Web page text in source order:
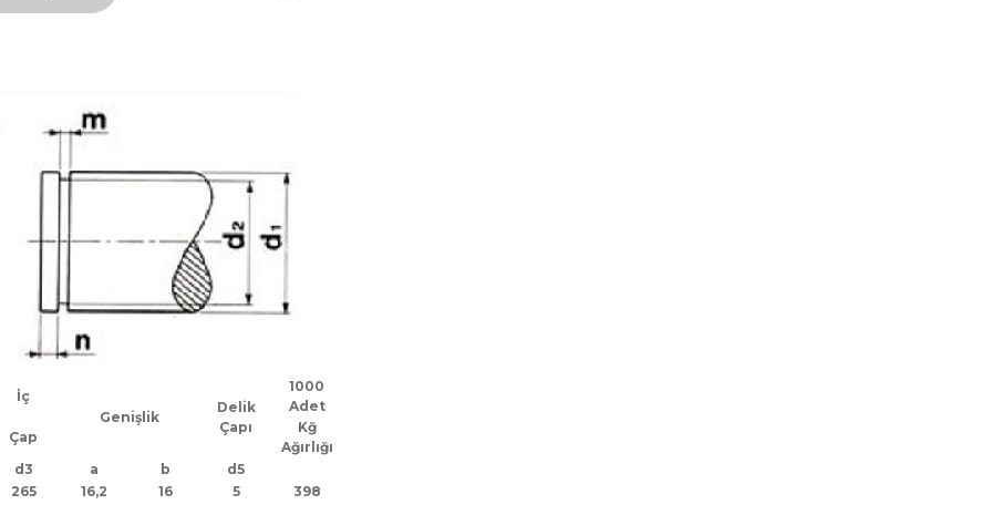
İç
Genişlik
Delik
Çapı
1000
Adet
Çap
Kğ
Ağırlığı
d3
a b
d5
265
16,2 16 5 398